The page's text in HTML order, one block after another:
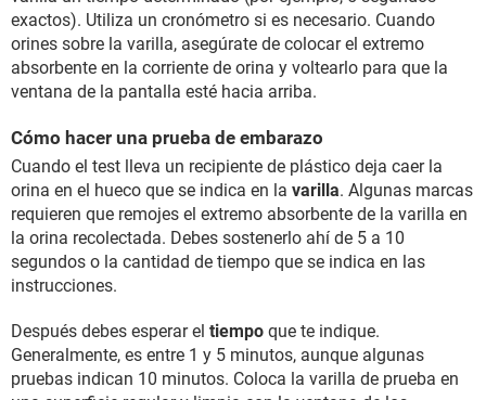
exactos). Utiliza un cronómetro si es necesario. Cuando
orines sobre la varilla, asegúrate de colocar el extremo
absorbente en la corriente de orina y voltearlo para que la
ventana de la pantalla esté hacia arriba.
Cómo hacer una prueba de embarazo
Cuando el test lleva un recipiente de plástico deja caer la
orina en el hueco que se indica en la varilla. Algunas marcas
requieren que remojes el extremo absorbente de la varilla en
la orina recolectada. Debes sostenerlo ahí de 5 a 10
segundos o la cantidad de tiempo que se indica en las
instrucciones.
Después debes esperar el tiempo que te indique.
Generalmente, es entre 1 y 5 minutos, aunque algunas
pruebas indican 10 minutos. Coloca la varilla de prueba en